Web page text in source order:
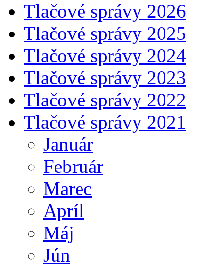
Tlačové správy 2026
Tlačové správy 2025
Tlačové správy 2024
Tlačové správy 2023
Tlačové správy 2022
Tlačové správy 2021
Január
Február
Marec
Apríl
Máj
Jún